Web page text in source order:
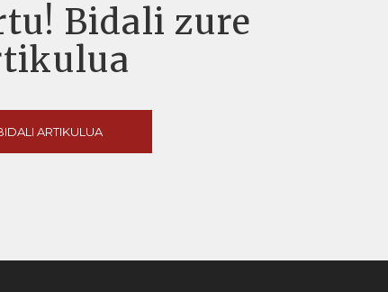
Bidali zure
ARTIKULUA